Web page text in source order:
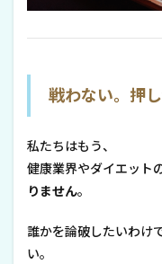
戦わない。押
私たちはもう、
健康業界やダイエット
りません。
誰かを論破したいわけ
い。